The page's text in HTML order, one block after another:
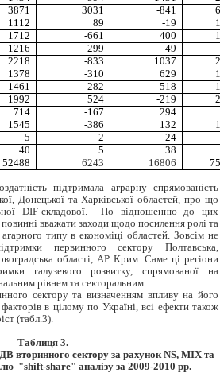
3871 3031 -841
1112 89 -19
1712 -661 400
1216 -299
-49
2218 -833 1037
1378 -310 629
1461 -282 518
1992 524 -219
714 -167
294
1545 -386 132
5 -2
24
40 5
38
52488 6243 16806
підтримала аграрну спрямованість
Донецької та Харківської областей, про що
DIF-складової. По відношенню до цих
повинні вважати заходи щодо посилення ролі та
типу в економіці областей. Зовсім не
первинного сектору Полтавська,
області, АР Крим. Саме ці регіони
галузевого розвитку, спрямованої на
рівнем та секторальним.
сектору та визначенням впливу на його
в цілому по Україні, всі ефекти також
(табл.3).
Таблиця 3.
вторинного сектору за рахунокNS, MIX та
"shift-share" аналізу за 2009-2010 рр.